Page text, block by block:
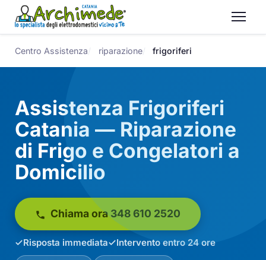
Centro Assistenza riparazione frigoriferi
Assistenza Frigoriferi
Catania — Riparazione
di Frigo e Congelatori a
Domicilio
Chiama ora 348 610 2520
Risposta immediata Intervento entro 24 ore